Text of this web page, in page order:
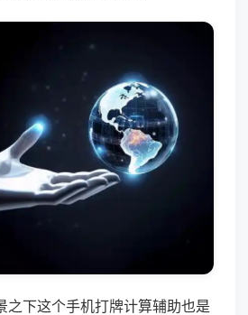
之下这个手机打牌计算辅助也是